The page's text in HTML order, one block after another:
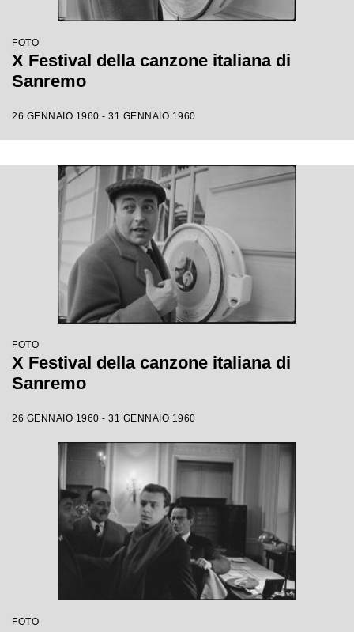
FOTO
X Festival della canzone italiana di
Sanremo
26 GENNAIO 1960 - 31 GENNAIO 1960
FOTO
X Festival della canzone italiana di
Sanremo
26 GENNAIO 1960 - 31 GENNAIO 1960
FOTO